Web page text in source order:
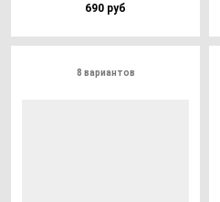
690 руб
8 вариантов